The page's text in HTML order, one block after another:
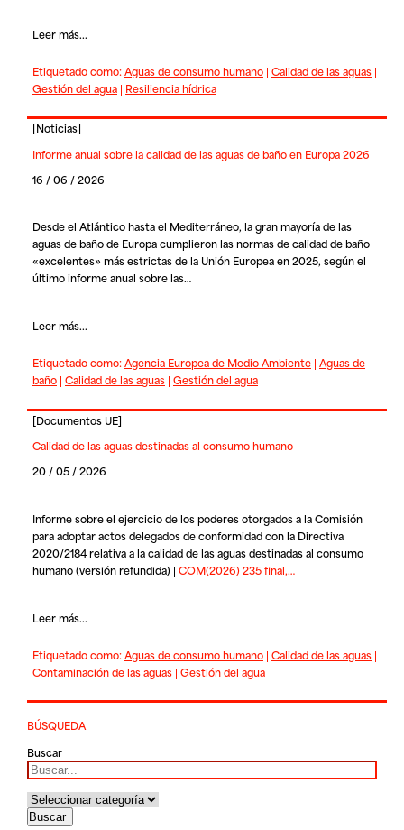
Leer más...
Etiquetado como:Aguas de consumo humano| Calidad de las aguas|
Gestión del agua| Resiliencia hídrica
[Noticias]
Informe anual sobre la calidad de las aguas de baño en Europa 2026
16 / 06 / 2026
Desde el Atlántico hasta el Mediterráneo, la gran mayoría de las
aguas de baño de Europa cumplieron las normas de calidad de baño
«excelentes» más estrictas de la Unión Europea en 2025, según el
último informe anual sobre las…
Leer más...
Etiquetado como:Agencia Europea de Medio Ambiente| Aguas de
baño| Calidad de las aguas| Gestión del agua
[Documentos UE]
Calidad de las aguas destinadas al consumo humano
20 / 05 / 2026
Informe sobre el ejercicio de los poderes otorgados a la Comisión
para adoptar actos delegados de conformidad con la Directiva
2020/2184 relativa a la calidad de las aguas destinadas al consumo
humano (versión refundida) | COM(2026) 235 final,…
Leer más...
Etiquetado como:Aguas de consumo humano| Calidad de las aguas|
Contaminación de las aguas| Gestión del agua
BÚSQUEDA
Buscar